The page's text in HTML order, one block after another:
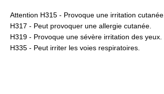
Attention H315 - Provoque une irritation cutanée.
H317 - Peut provoquer une allergie cutanée.
H319 - Provoque une sévère irritation des yeux.
H335 - Peut irriter les voies respiratoires.